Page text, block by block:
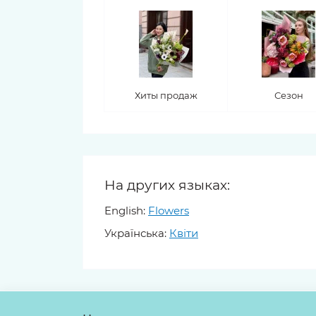
Хиты продаж Сезон
На других языках:
English: Flowers
Українська: Квіти